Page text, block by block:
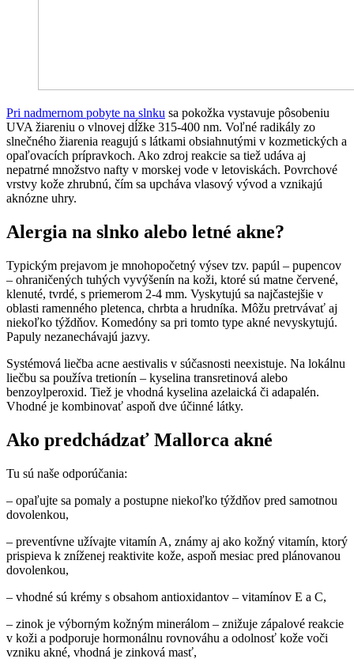
Pri nadmernom pobyte na slnku sa pokožka vystavuje pôsobeniu
UVA žiareniu o vlnovej dĺžke 315-400 nm. Voľné radikály zo
slnečného žiarenia reagujú s látkami obsiahnutými v kozmetických a
opaľovacích prípravkoch. Ako zdroj reakcie sa tiež udáva aj
nepatrné množstvo nafty v morskej vode v letoviskách. Povrchové
vrstvy kože zhrubnú, čím sa upcháva vlasový vývod a vznikajú
aknózne uhry.
Alergia na slnko alebo letné akne?
Typickým prejavom je mnohopočetný výsev tzv. papúl – pupencov
– ohraničených tuhých vyvýšenín na koži, ktoré sú matne červené,
klenuté, tvrdé, s priemerom 2-4 mm. Vyskytujú sa najčastejšie v
oblasti ramenného pletenca, chrbta a hrudníka. Môžu pretrvávať aj
niekoľko týždňov. Komedóny sa pri tomto type akné nevyskytujú.
Papuly nezanechávajú jazvy.
Systémová liečba acne aestivalis v súčasnosti neexistuje. Na lokálnu
liečbu sa používa tretionín – kyselina transretinová alebo
benzoylperoxid. Tiež je vhodná kyselina azelaická či adapalén.
Vhodné je kombinovať aspoň dve účinné látky.
Ako predchádzať Mallorca akné
Tu sú naše odporúčania:
– opaľujte sa pomaly a postupne niekoľko týždňov pred samotnou
dovolenkou,
– preventívne užívajte vitamín A, známy aj ako kožný vitamín, ktorý
prispieva k zníženej reaktivite kože, aspoň mesiac pred plánovanou
dovolenkou,
– vhodné sú krémy s obsahom antioxidantov – vitamínov E a C,
– zinok je výborným kožným minerálom – znižuje zápalové reakcie
v koži a podporuje hormonálnu rovnováhu a odolnosť kože voči
vzniku akné, vhodná je zinková masť,